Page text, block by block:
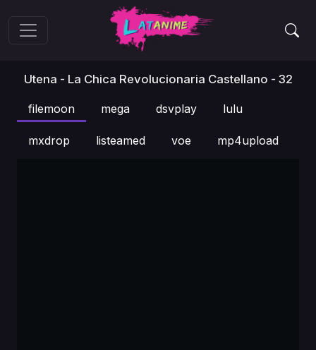
Utena - La Chica Revolucionaria Castellano - 32
filemoon mega dsvplay lulu
mxdrop listeamed voe mp4upload